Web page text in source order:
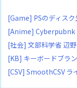
[Game] PSのディス
[Anime] Cyberpubnk
[社会] 文部科学省 辺
[KB] キーボードブラ
[CSV] SmoothCSV ラ